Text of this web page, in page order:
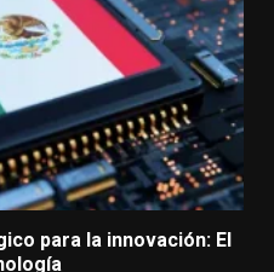
para la innovación: El